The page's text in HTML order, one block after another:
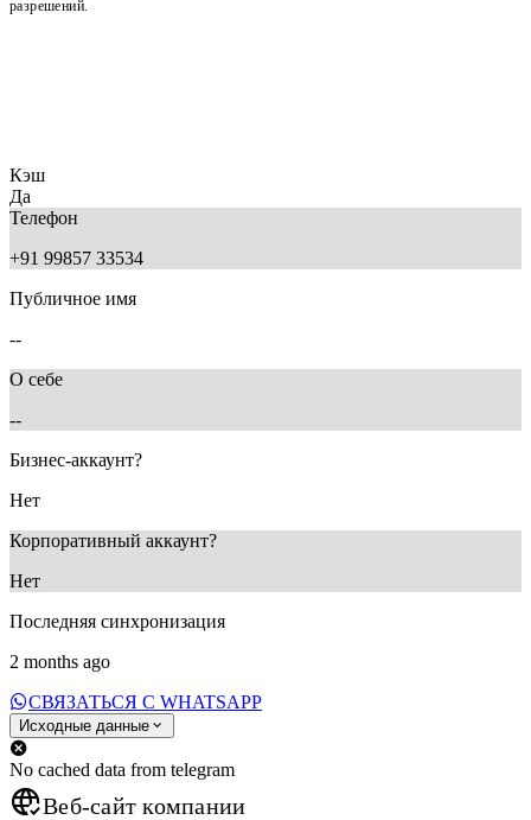
разрешений.
Кэш
Да
Телефон
+91 99857 33534
Публичное имя
--
О себе
--
Бизнес-аккаунт?
Нет
Корпоративный аккаунт?
Нет
Последняя синхронизация
2 months ago
СВЯЗАТЬСЯ С WHATSAPP
Исходные данные
No cached data from telegram
Веб-сайт компании